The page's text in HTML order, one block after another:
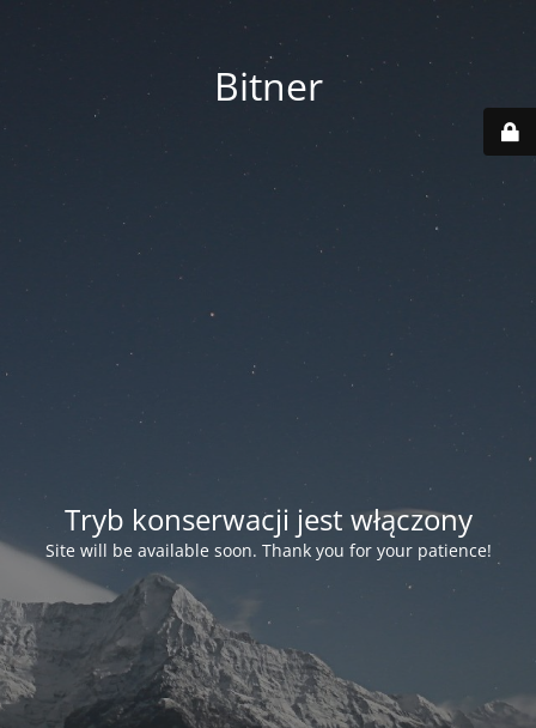
Bitner
Tryb konserwacji jest włączony
Site will be available soon. Thank you for your patience!